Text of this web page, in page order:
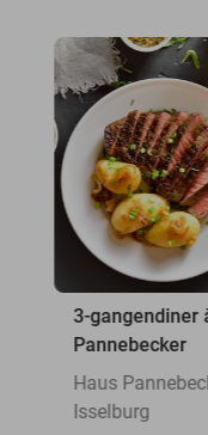
3-gangendiner
Pannebecker
Haus
Isselburg